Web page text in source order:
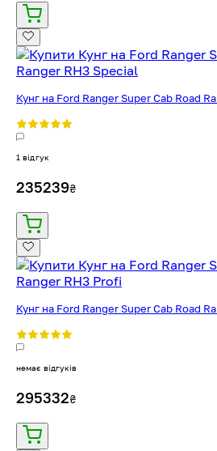
Кунг на Ford Ranger Super Cab Road
1 відгук
235239₴
Кунг на Ford Ranger Super Cab Road
немає відгуків
295332₴